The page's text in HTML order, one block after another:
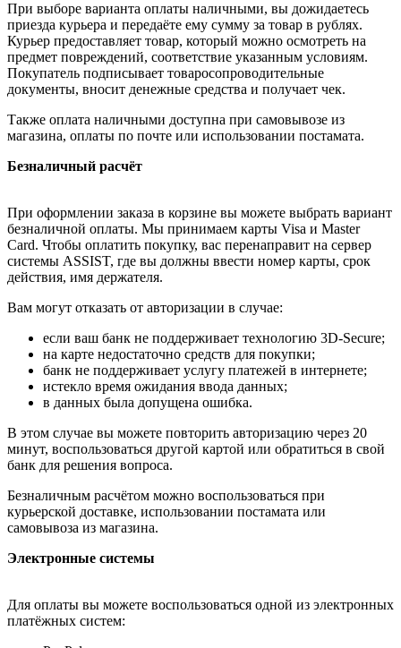
При выборе варианта оплаты наличными, вы дожидаетесь
приезда курьера и передаёте ему сумму за товар в рублях.
Курьер предоставляет товар, который можно осмотреть на
предмет повреждений, соответствие указанным условиям.
Покупатель подписывает товаросопроводительные
документы, вносит денежные средства и получает чек.
Также оплата наличными доступна при самовывозе из
магазина, оплаты по почте или использовании постамата.
Безналичный расчёт
При оформлении заказа в корзине вы можете выбрать вариант
безналичной оплаты. Мы принимаем карты Visa и Master
Card. Чтобы оплатить покупку, вас перенаправит на сервер
системы ASSIST, где вы должны ввести номер карты, срок
действия, имя держателя.
Вам могут отказать от авторизации в случае:
если ваш банк не поддерживает технологию 3D-Secure;
на карте недостаточно средств для покупки;
банк не поддерживает услугу платежей в интернете;
истекло время ожидания ввода данных;
в данных была допущена ошибка.
В этом случае вы можете повторить авторизацию через 20
минут, воспользоваться другой картой или обратиться в свой
банк для решения вопроса.
Безналичным расчётом можно воспользоваться при
курьерской доставке, использовании постамата или
самовывоза из магазина.
Электронные системы
Для оплаты вы можете воспользоваться одной из электронных
платёжных систем: